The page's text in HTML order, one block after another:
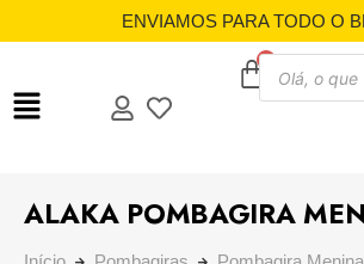
ENVIAMOS PARA TODO O
ALAKA POMBAGIRA